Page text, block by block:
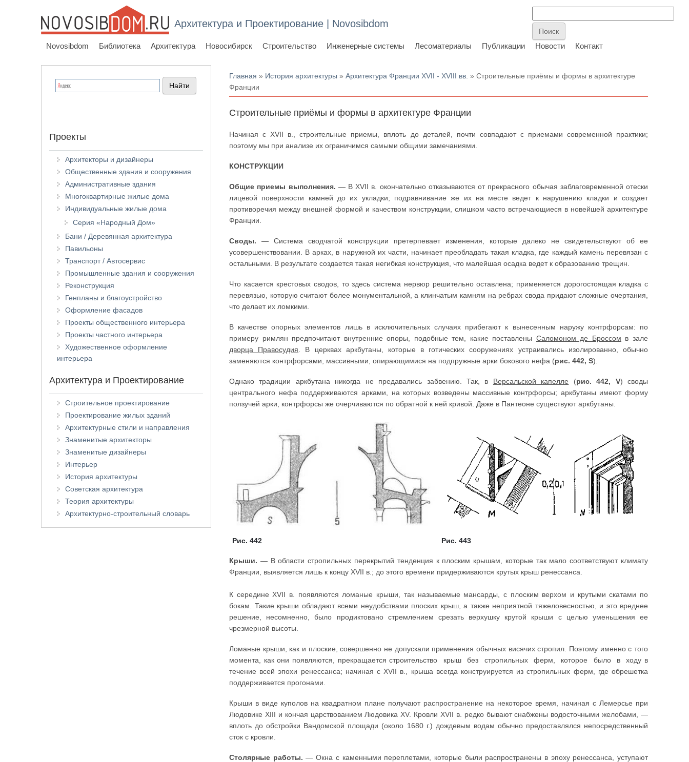
Архитектура и Проектирование | Novosibdom
Novosibdom Библиотека Архитектура Новосибирск Строительство Инженерные системы Лесоматериалы Публикации Новости Контакт
Вы здесь
Главная » История архитектуры »Архитектура Франции XVII - XVIII вв. » Строительные приёмы и формы в архитектуре
Франции
Строительные приёмы и формы в архитектуре Франции
Начиная с XVII в., строительные приемы, вплоть до деталей, почти совпадают с приемами современной практики;
поэтому мы при анализе их ограничимся самыми общими замечаниями.
КОНСТРУКЦИИ
Общие приемы выполнения. — В XVII в. окончательно отказываются от прекрасного обычая заблаговременной отески
лицевой поверхности камней до их укладки; подравнивание же их на месте ведет к нарушению кладки и создает
противоречия между внешней формой и качеством конструкции, слишком часто встречающиеся в новейшей архитектуре
Франции.
Своды. — Система сводчатой конструкции претерпевает изменения, которые далеко не свидетельствуют об ее
усовершенствовании. В арках, в наружной их части, начинает преобладать такая кладка, где каждый камень перевязан с
остальными. В результате создается такая негибкая конструкция, что малейшая осадка ведет к образованию трещин.
Что касается крестовых сводов, то здесь система нервюр решительно оставлена; применяется дорогостоящая кладка с
перевязью, которую считают более монументальной, а клинчатым камням на ребрах свода придают сложные очертания,
что делает их ломкими.
В качестве опорных элементов лишь в исключительных случаях прибегают к вынесенным наружу контрфорсам: по
примеру римлян предпочитают внутренние опоры, подобные тем, какие поставлены Саломоном де Броссом в зале
дворца Правосудия . В церквах аркбутаны, которые в готических сооружениях устраивались изолированно, обычно
заменяются контрфорсами, массивными, опирающимися на подпружные арки бокового нефа (рис. 442, S).
Однако традиции аркбутана никогда не предавались забвению. Так, в Версальской капелле (рис. 442, V) своды
центрального нефа поддерживаются арками, на которых возведены массивные контрфорсы; аркбутаны имеют форму
ползучей арки, контрфорсы же очерчиваются по обратной к ней кривой. Даже в Пантеоне существуют аркбутаны.
Рис. 442 Рис. 443
Крыши. — В области стропильных перекрытий тенденция к плоским крышам, которые так мало соответствуют климату
Франции, выявляется лишь к концу XVII в.; до этого времени придерживаются крутых крыш ренессанса.
К середине XVII в. появляются ломаные крыши, так называемые мансарды, с плоским верхом и крутыми скатами по
бокам. Такие крыши обладают всеми неудобствами плоских крыш, а также неприятной тяжеловесностью, и это вреднее
решение, несомненно, было продиктовано стремлением срезать верхушку крутой крыши с целью уменьшения ее
чрезмерной высоты.
Ломаные крыши, как и плоские, совершенно не допускали применения обычных висячих стропил. Поэтому именно с того
момента, как они появляются, прекращается строительство крыш без стропильных ферм, которое было в ходу в
течение всей эпохи ренессанса; начиная с XVII в., крыша всегда конструируется из стропильных ферм, где обрешетка
поддерживается прогонами.
Крыши в виде куполов на квадратном плане получают распространение на некоторое время, начиная с Лемерсье при
Людовике XIII и кончая царствованием Людовика XV. Кровли XVII в. редко бывают снабжены водосточными желобами, —
вплоть до обстройки Вандомской площади (около 1680 г.) дождевым водам обычно предоставлялся непосредственный
сток с кровли.
Столярные работы. — Окна с каменными переплетами, которые были распространены в эпоху ренессанса, уступают
Проекты
Архитекторы и дизайнеры
Общественные здания и сооружения
Административные здания
Многоквартирные жилые дома
Индивидуальные жилые дома
Серия «Народный Дом»
Бани / Деревянная архитектура
Павильоны
Транспорт / Автосервис
Промышленные здания и сооружения
Реконструкция
Генпланы и благоустройство
Оформление фасадов
Проекты общественного интерьера
Проекты частного интерьера
Художественное оформление
интерьера
Архитектура и Проектирование
Строительное проектирование
Проектирование жилых зданий
Архитектурные стили и направления
Знаменитые архитекторы
Знаменитые дизайнеры
Интерьер
История архитектуры
Советская архитектура
Теория архитектуры
Архитектурно-строительный словарь